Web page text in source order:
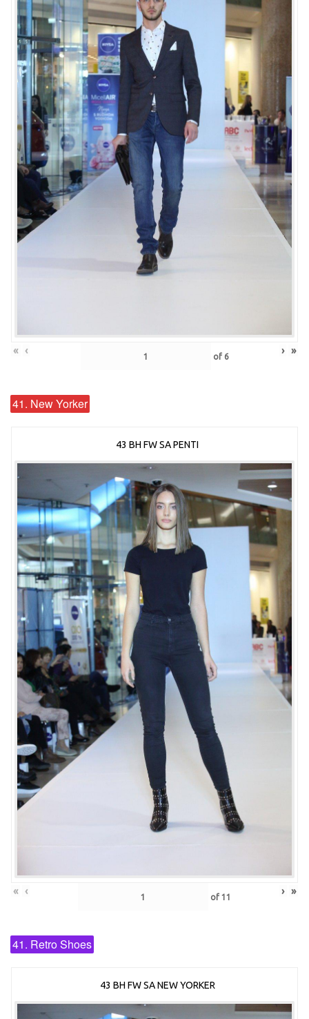
« ‹ of 6 › »
41. New Yorker
43 BH FW SA PENTI
« ‹ of 11 › »
41. Retro Shoes
43 BH FW SA NEW YORKER